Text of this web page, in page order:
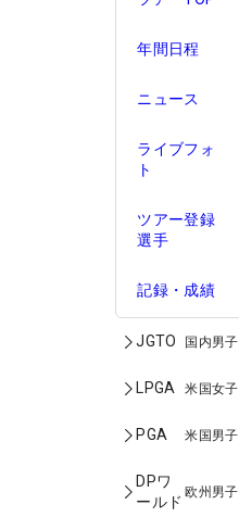
年間日程
ニュース
ライブフォ
ト
ツアー登録
選手
記録・成績
JGTO 国内男子
LPGA 米国女子
PGA 米国男子
DPワ
ールド
欧州男子